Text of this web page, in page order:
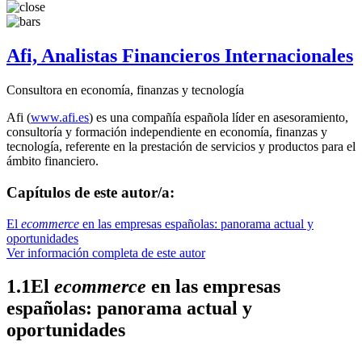
Afi, Analistas Financieros Internacionales
Consultora en economía, finanzas y tecnología
Afi (www.afi.es) es una compañía española líder en asesoramiento,
consultoría y formación independiente en economía, finanzas y
tecnología, referente en la prestación de servicios y productos para el
ámbito financiero.
Capítulos de este autor/a:
El ecommerce en las empresas españolas: panorama actual y
oportunidades
Ver información completa de este autor
1.1El ecommerce en las empresas
españolas: panorama actual y
oportunidades